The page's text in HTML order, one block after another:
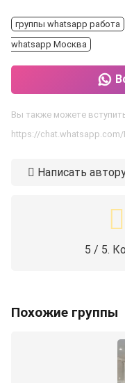
группы whatsapp работа
whatsapp Москва
Вы также можете
https://chat.whatsapp.com/
Написать
5 / 5.
Похожие группы